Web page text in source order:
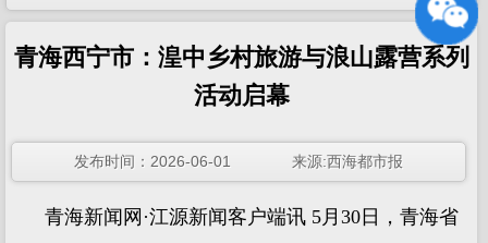
青海西宁市：湟中乡村旅游与浪山露营系列
活动启幕
发布时间：2026-06-01 来源:西海都市报
青海新闻网·江源新闻客户端讯 5月30日，青海省